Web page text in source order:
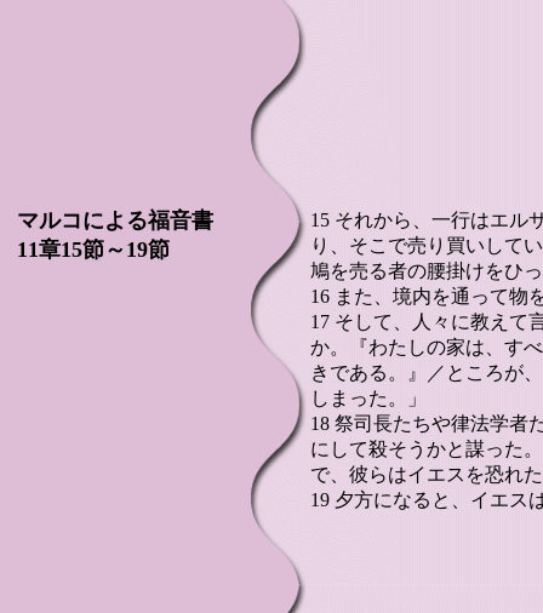
マルコによる福音書
11章15節～19節
15 それから、一行はエル
り、そこで売り買いして
鳩を売る者の腰掛けをひ
16 また、境内を通って物
17 そして、人々に教えて
か。『わたしの家は、す
きである。』／ところが
しまった。」
18 祭司長たちや律法学者
にして殺そうかと謀った
で、彼らはイエスを恐れ
19 夕方になると、イエス